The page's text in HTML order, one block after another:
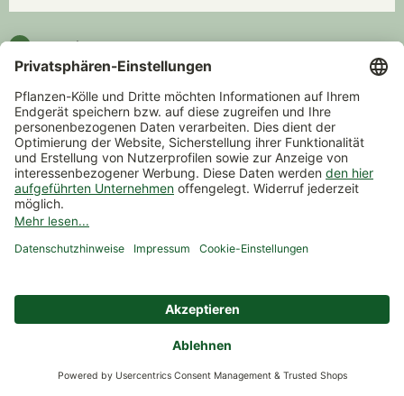
Kontakt
Service
Verantwortung
Beratung & Inspirationen
Zahlung & Versand
Zahlarten